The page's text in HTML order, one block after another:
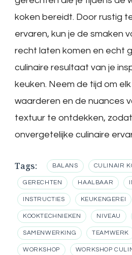
koken bereidt. Door rustig
ervaren, kun je de smaken
recht laten komen en echt
culinaire resultaat van je
keuken. Neem de tijd om
waarderen en de nuances
textuur te ontdekken,
onvergetelijke culinaire
Tags: BALANS CULINAIR
GERECHTEN HAALBAAR
INSTRUCTIES KEUKENGEREI
KOOKTECHNIEKEN NIVEAU
SAMENWERKING TEAMWERK
WORKSHOP WORKSHOP